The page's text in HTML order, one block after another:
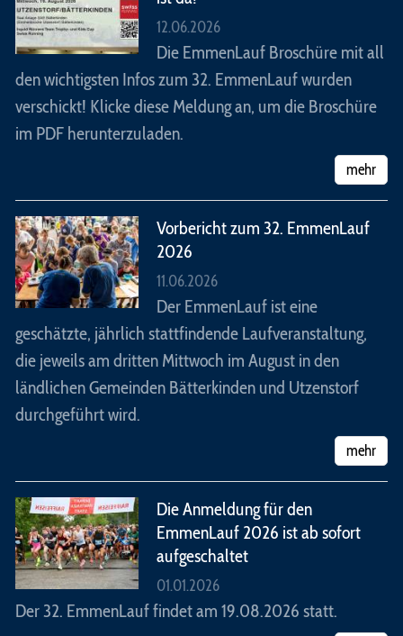
12.06.2026
Die EmmenLauf Broschüre mit all
den wichtigsten Infos zum 32. EmmenLauf wurden
verschickt! Klicke diese Meldung an, um die Broschüre
im PDF herunterzuladen.
mehr
Vorbericht zum 32. EmmenLauf
2026
11.06.2026
Der EmmenLauf ist eine
geschätzte, jährlich stattfindende Laufveranstaltung,
die jeweils am dritten Mittwoch im August in den
ländlichen Gemeinden Bätterkinden und Utzenstorf
durchgeführt wird.
mehr
Die Anmeldung für den
EmmenLauf 2026 ist ab sofort
aufgeschaltet
01.01.2026
Der 32. EmmenLauf findet am 19.08.2026 statt.